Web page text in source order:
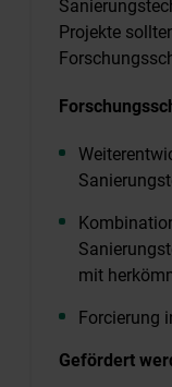
Projekte
mit
Forcierung
Gefördert